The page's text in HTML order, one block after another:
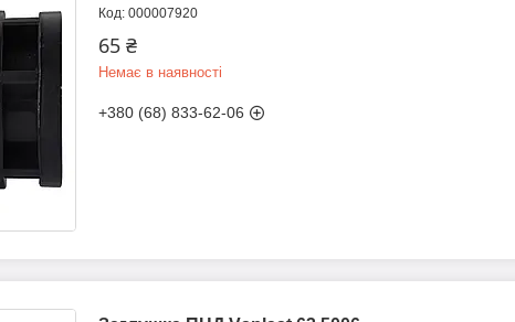
000007920
65 ₴
Немає в наявності
+380 (68) 833-62-06